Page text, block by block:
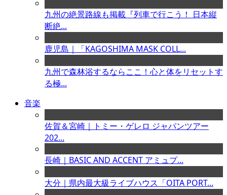
九州の絶景路線も掲載『列車で行こう！ 日本縦
断絶...
鹿児島｜「KAGOSHIMA MASK COLL...
九州で森林浴するならここ！心と体をリセットす
る極...
音楽
佐賀＆宮崎｜トミー・ゲレロ ジャパンツアー
202...
長崎｜BASIC AND ACCENT アミュプ...
大分｜県内最大級ライブハウス「OITA PORT...